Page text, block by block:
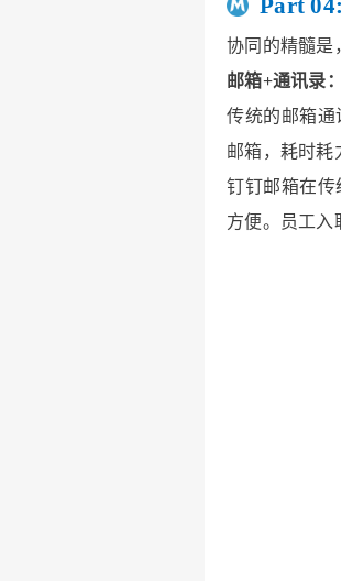
Part
协同的精髓是
邮箱+通讯录：
传统的邮箱通
邮箱，耗时耗
钉钉邮箱在传
方便。员工入